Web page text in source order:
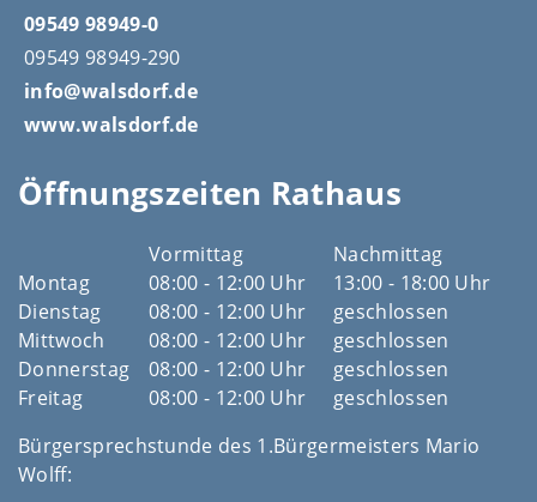
09549 98949-0
09549 98949-290
info@walsdorf.de
www.walsdorf.de
Öffnungszeiten Rathaus
Vormittag
Nachmittag
Montag
08:00 - 12:00 Uhr
13:00 - 18:00 Uhr
Dienstag
08:00 - 12:00 Uhr
geschlossen
Mittwoch
08:00 - 12:00 Uhr
geschlossen
Donnerstag
08:00 - 12:00 Uhr
geschlossen
Freitag
08:00 - 12:00 Uhr
geschlossen
Bürgersprechstunde des 1.Bürgermeisters Mario
Wolff: